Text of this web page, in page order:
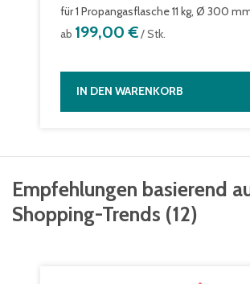
für 1 Propangasflasche 11 kg, Ø 300
ab 199,00 €/ Stk.
IN DEN WARENKORB
Empfehlungen basierend
Shopping-Trends (12)